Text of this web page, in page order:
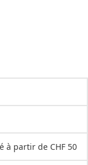
à partir de CHF 50